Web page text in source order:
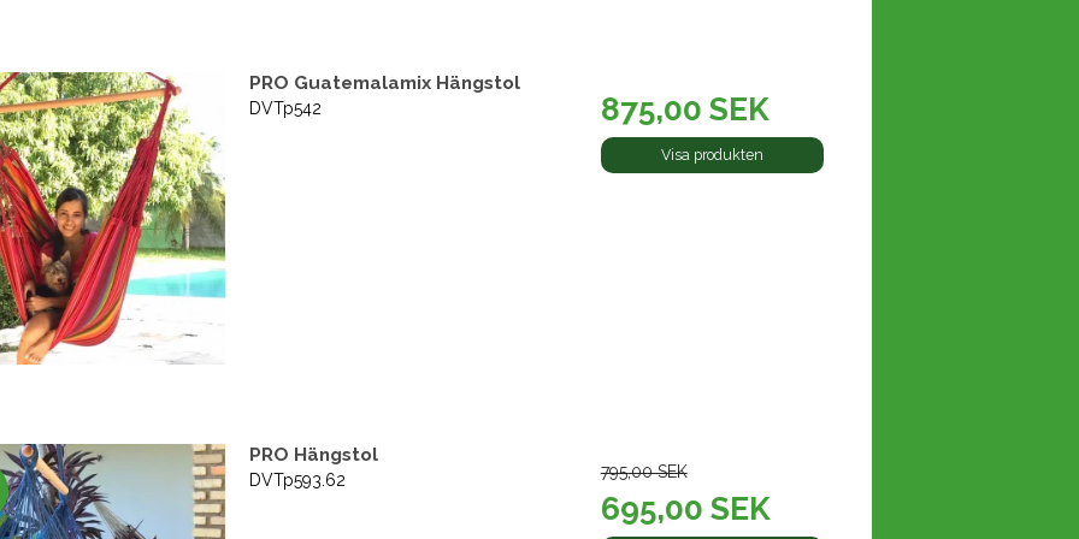
PRO Guatemalamix Hängstol
DVTp542 875,00 SEK
Visa produkten
PRO Hängstol
DVTp593.62 795,00 SEK
695,00 SEK